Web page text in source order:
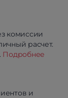
комиссии
расчет.
Подробнее
и